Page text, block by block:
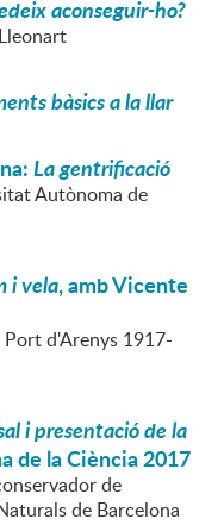
aconseguir-ho?
bàsics a la llar
La gentrificació
Autònoma de
i vela, amb Vicente
Port d'Arenys 1917-
i presentació de la
de la Ciència 2017
de
de Barcelona